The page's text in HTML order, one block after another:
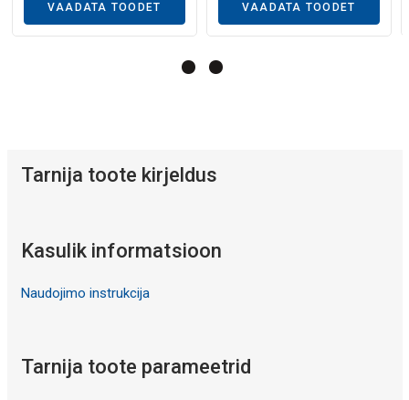
VAADATA TOODET VAADATA TOODET
Tarnija toote kirjeldus
Kasulik informatsioon
Naudojimo instrukcija
Tarnija toote parameetrid